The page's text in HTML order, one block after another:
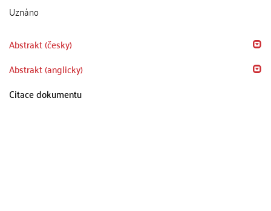
Uznáno
Abstrakt (česky)
Abstrakt (anglicky)
Citace dokumentu